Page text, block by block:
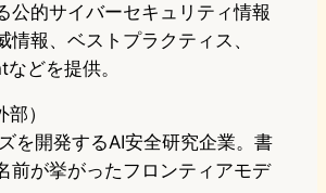
公的サイバーセキュリティ情報
情報、ベストプラクティス、
どを提供。
部）
を開発するAI安全研究企業。書
前が挙がったフロンティアモデ